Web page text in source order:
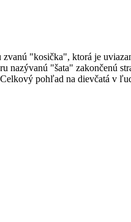
"kosička", ktorá je
"šata" zakončenú
pohľad na dievčatá v